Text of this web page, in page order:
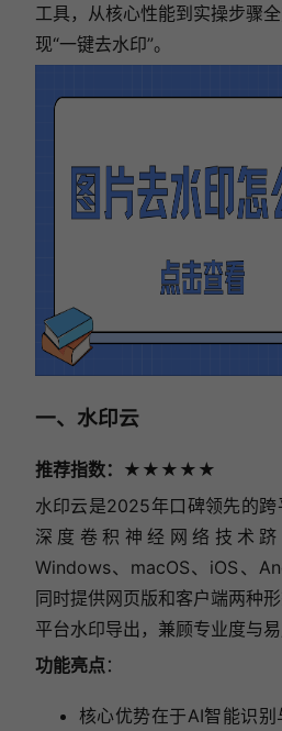
工具，从核心性能到实操步骤
现“一键去水印”。
一、水印云
推荐指数：★★★★★
水印云是2025年口碑领先的
深度卷积神经网络技术
Windows、macOS、iOS、
同时提供网页版和客户端两种
平台水印导出，兼顾专业度与易
功能亮点 ：
核心优势在于AI智能识